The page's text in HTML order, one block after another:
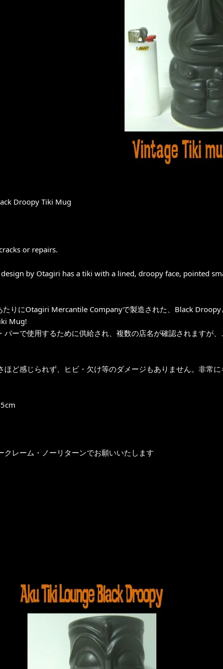
Droopy Tiki Mug
or repairs.
by Otagiri has a tiki with a lined, droopy face, pointed
たりにOtagiri Mercantile Companyで製造された、Black
Mug!
バーで使用するために供給され、複数の店名が確認されますが
ほど感じられず、ヒビ・欠け等のダメージもありません。非常
クレーム・ノーリターンでお願いいたします